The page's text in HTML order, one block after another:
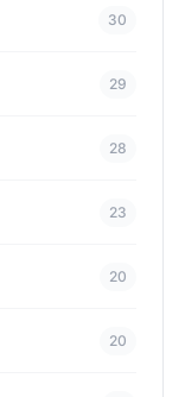
30
29
28
23
20
20